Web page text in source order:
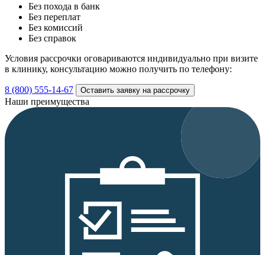
Без похода в банк
Без переплат
Без комиссий
Без справок
Условия рассрочки оговариваются индивидуально при визите
в клинику, консультацию можно получить по телефону:
8 (800) 555-14-67 Оставить заявку на рассрочку
Наши преимущества